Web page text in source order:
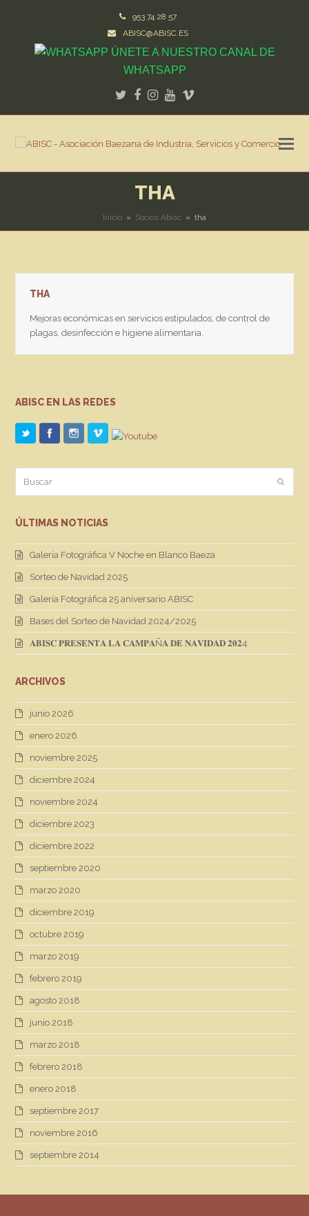
953 74 28 57
ABISC@ABISC.ES
ÚNETE A NUESTRO CANAL DE
WHATSAPP
Twitter
Facebook
Instagram
Youtube
Vimeo
THA
Inicio » Socios Abisc » tha
THA
Mejoras económicas en servicios estipulados, de control de
plagas, desinfección e higiene alimentaria.
ABISC EN LAS REDES
Enviar
ÚLTIMAS NOTICIAS
Galería Fotográfica V Noche en Blanco Baeza
Sorteo de Navidad 2025
Galería Fotográfica 25 aniversario ABISC
Bases del Sorteo de Navidad 2024/2025
𝐀𝐁𝐈𝐒𝐂 𝐏𝐑𝐄𝐒𝐄𝐍𝐓𝐀 𝐋𝐀 𝐂𝐀𝐌𝐏𝐀Ñ𝐀 𝐃𝐄 𝐍𝐀𝐕𝐈𝐃𝐀𝐃 𝟐𝟎𝟐4
ARCHIVOS
junio 2026
enero 2026
noviembre 2025
diciembre 2024
noviembre 2024
diciembre 2023
diciembre 2022
septiembre 2020
marzo 2020
diciembre 2019
octubre 2019
marzo 2019
febrero 2019
agosto 2018
junio 2018
marzo 2018
febrero 2018
enero 2018
septiembre 2017
noviembre 2016
septiembre 2014